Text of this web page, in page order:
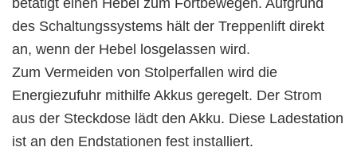
betätigt einen Hebel zum Fortbewegen. Aufgrund
des Schaltungssystems hält der Treppenlift direkt
an, wenn der Hebel losgelassen wird.
Zum Vermeiden von Stolperfallen wird die
Energiezufuhr mithilfe Akkus geregelt. Der Strom
aus der Steckdose lädt den Akku. Diese Ladestation
ist an den Endstationen fest installiert.